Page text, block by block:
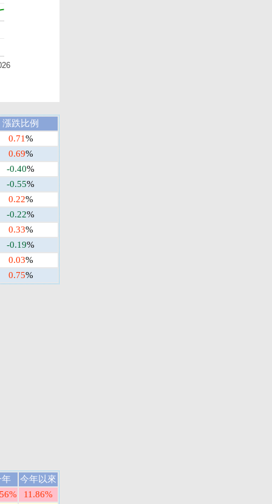
漲跌比例
0.71%
0.69%
-0.40%
-0.55%
0.22%
-0.22%
0.33%
-0.19%
0.03%
0.75%
年
今年以來
11.86%